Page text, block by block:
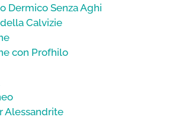
Dermico Senza Aghi
Calvizie
con Profhilo
Alessandrite